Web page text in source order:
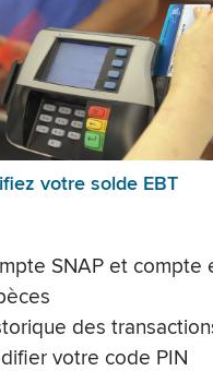
votre solde EBT
SNAP et compte
des
votre code PIN